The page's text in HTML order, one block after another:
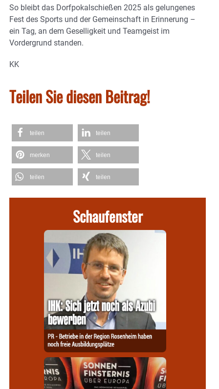
So bleibt das Dorfpokalschießen 2025 als gelungenes
Fest des Sports und der Gemeinschaft in Erinnerung –
ein Tag, an dem Geselligkeit und Teamgeist im
Vordergrund standen.
KK
Teilen Sie diesen Beitrag!
teilen teilen
merken teilen
teilen teilen
Schaufenster